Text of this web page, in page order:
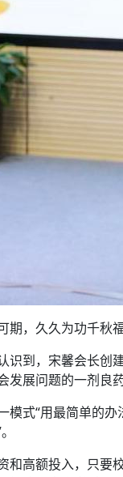
期，久久为功千秋
识到，宋馨会长创
发展问题的一剂良药
模式“用最简单的
和高额投入，只要